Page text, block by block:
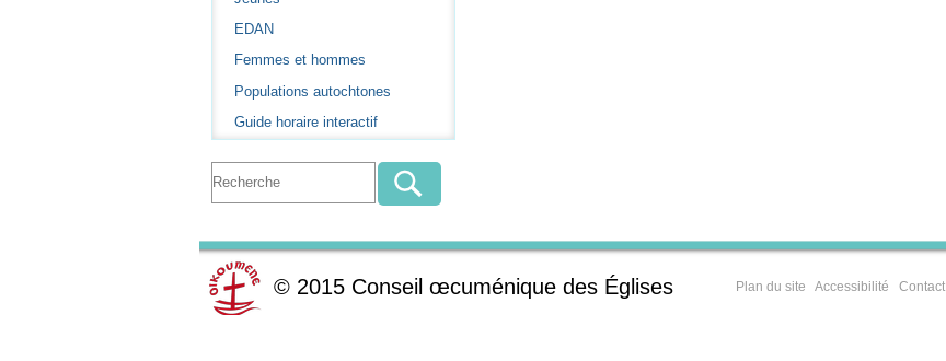
EDAN
Femmes et hommes
Populations autochtones
Guide horaire interactif
© 2015 Conseil œcuménique des Églises Plan du site Accessibilité Contact